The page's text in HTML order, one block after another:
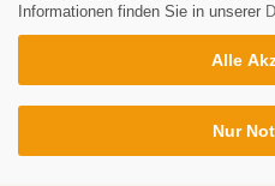
Informationen finden Sie in unserer
Alle
Nur